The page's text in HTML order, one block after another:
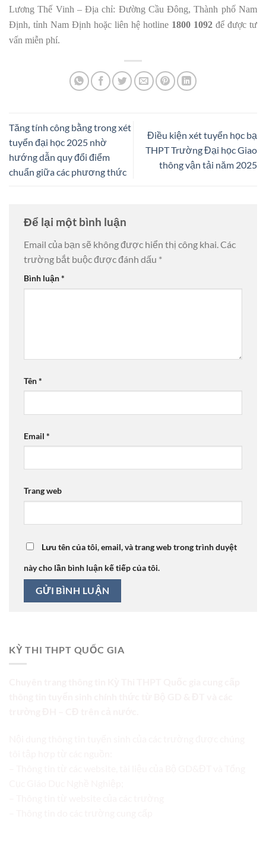
Lương Thế Vinh – Địa chỉ: Đường Cầu Đông, Thành phố Nam
Định, tỉnh Nam Định hoặc liên hệ hotline 1800 1092 để được tư
vấn miễn phí.
Tăng tính công bằng trong xét
tuyển đại học 2025 nhờ
hướng dẫn quy đổi điểm
chuẩn giữa các phương thức
Điều kiện xét tuyển học bạ
THPT Trường Đại học Giao
thông vận tải năm 2025
Để lại một bình luận
Email của bạn sẽ không được hiển thị công khai.Các
trường bắt buộc được đánh dấu *
Bình luận*
Tên*
Email *
Trang web
Lưu tên của tôi, email, và trang web trong trình duyệt
này cho lần bình luận kế tiếp của tôi.
KỲ THI THPT QUỐC GIA